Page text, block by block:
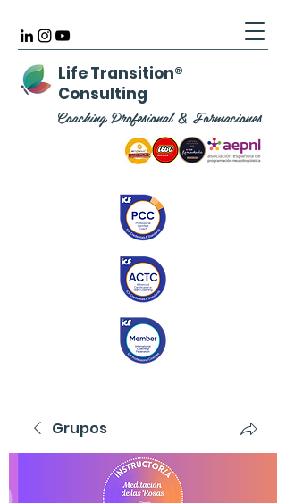
Life Transition®
Consulting
Coaching Profesional & Formaciones
Grupos